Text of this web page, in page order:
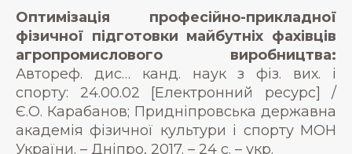
Оптимізація професійно-прикладної
фізичної підготовки майбутніх фахівців
агропромислового виробництва:
Автореф. дис… канд. наук з фіз. вих. і
спорту: 24.00.02 [Електронний ресурс] /
Є.О. Карабанов; Придніпровська державна
академія фізичної культури і спорту МОН
України. – Дніпро, 2017. – 24 с. – укр.